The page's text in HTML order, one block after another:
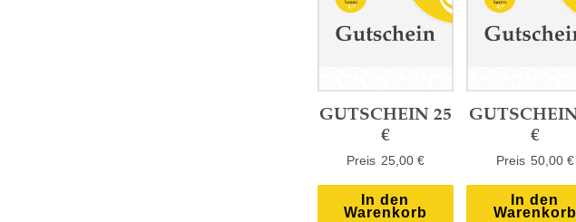
GUTSCHEIN 25
€
25,00 €
In den
Warenkorb
€
50,00 €
In den
Warenkorb